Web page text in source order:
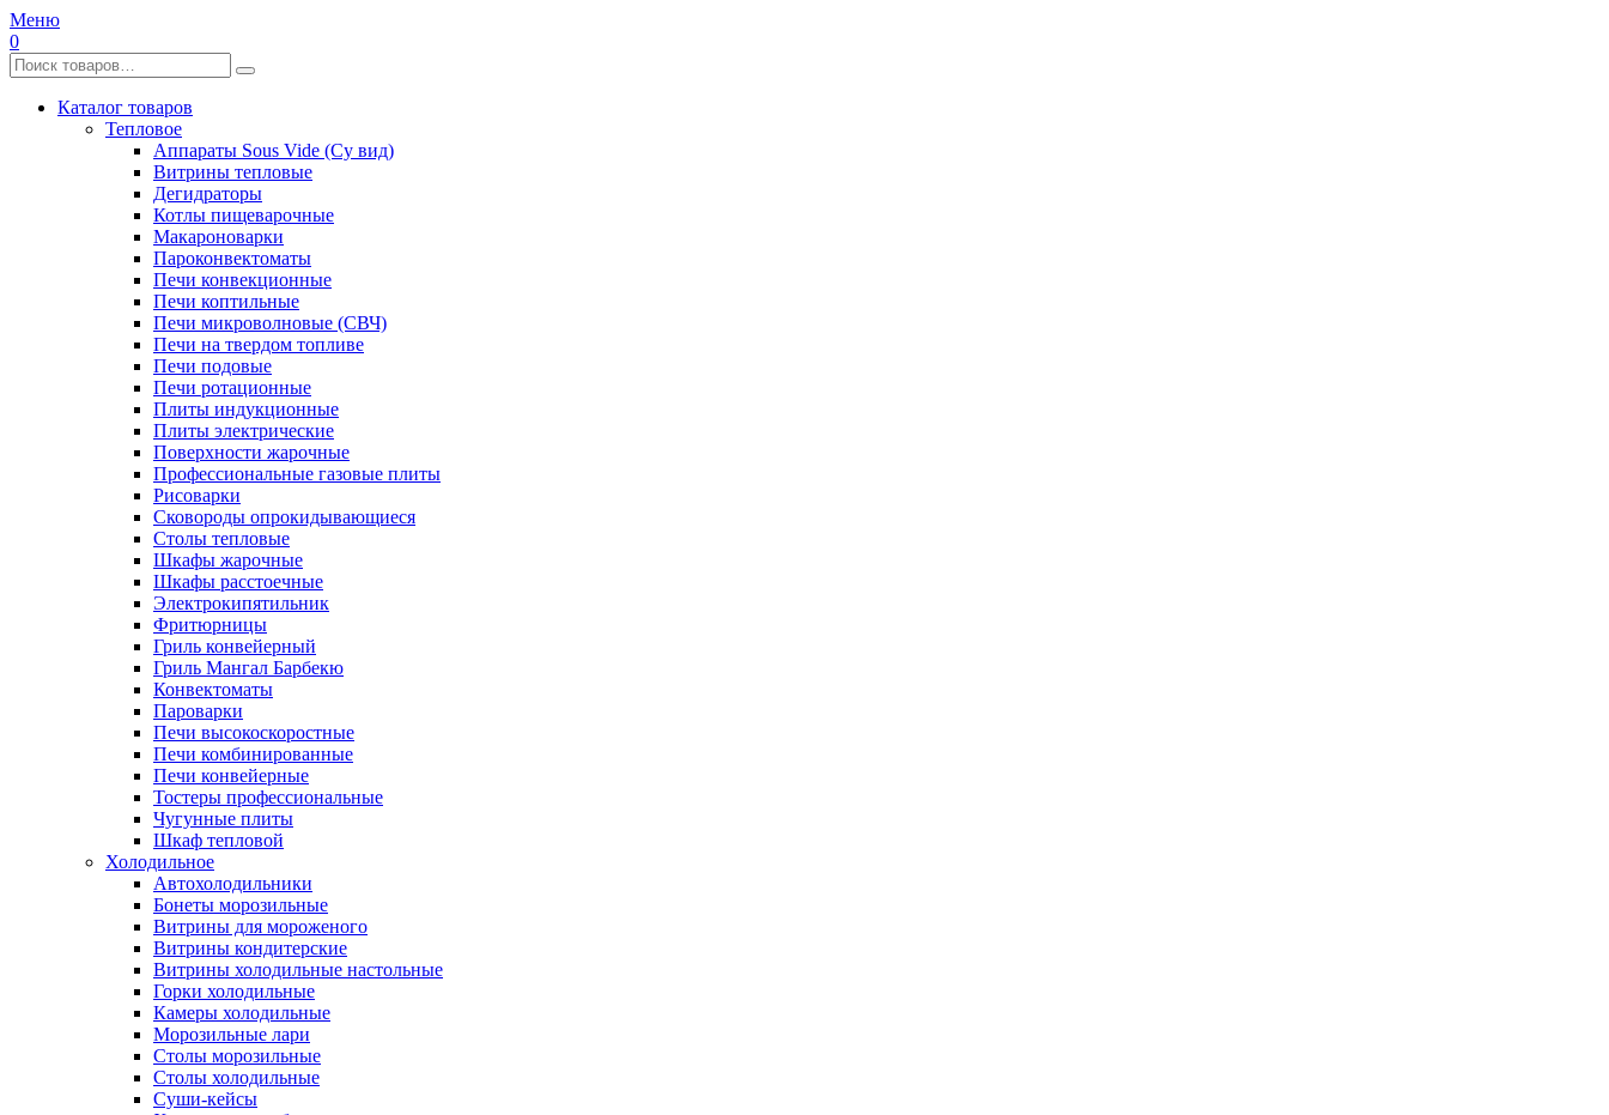
Меню
0
Каталог товаров
Тепловое
Аппараты Sous Vide (Су вид)
Витрины тепловые
Дегидраторы
Котлы пищеварочные
Макароноварки
Пароконвектоматы
Печи конвекционные
Печи коптильные
Печи микроволновые (СВЧ)
Печи на твердом топливе
Печи подовые
Печи ротационные
Плиты индукционные
Плиты электрические
Поверхности жарочные
Профессиональные газовые плиты
Рисоварки
Сковороды опрокидывающиеся
Столы тепловые
Шкафы жарочные
Шкафы расстоечные
Электрокипятильник
Фритюрницы
Гриль конвейерный
Гриль Мангал Барбекю
Конвектоматы
Пароварки
Печи высокоскоростные
Печи комбинированные
Печи конвейерные
Тостеры профессиональные
Чугунные плиты
Шкаф тепловой
Холодильное
Автохолодильники
Бонеты морозильные
Витрины для мороженого
Витрины кондитерские
Витрины холодильные настольные
Горки холодильные
Камеры холодильные
Морозильные лари
Столы морозильные
Столы холодильные
Суши-кейсы